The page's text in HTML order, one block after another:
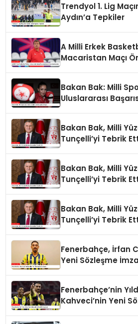
Trendyol 1. Lig
Aydın’a Tepkiler
A Milli Erkek
Macaristan Maçı
Bakan Bak: Milli
Uluslararası
Bakan Bak, Milli
Tunçelli’yi Tebrik
Bakan Bak, Milli
Tunçelli’yi Tebrik
Bakan Bak, Milli
Tunçelli’yi Tebrik
Fenerbahçe, İrfan
Yeni Sözleşme
Fenerbahçe’nin
Kahveci’nin Yeni